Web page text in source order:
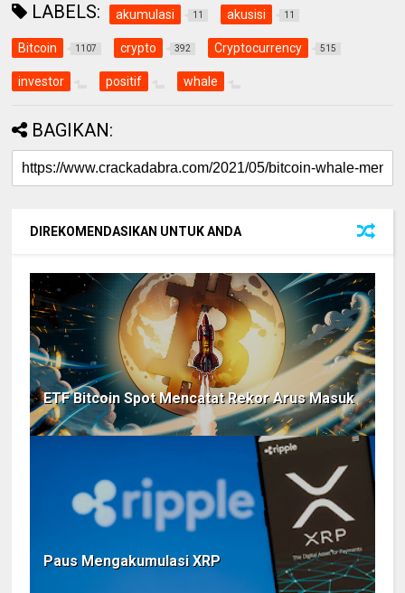
LABELS: akumulasi 11 akusisi 11
Bitcoin 1107 crypto 392 Cryptocurrency 515
investor positif whale
BAGIKAN:
DIREKOMENDASIKAN UNTUK ANDA
ETF Bitcoin Spot Mencatat Rekor Arus Masuk
Paus Mengakumulasi XRP